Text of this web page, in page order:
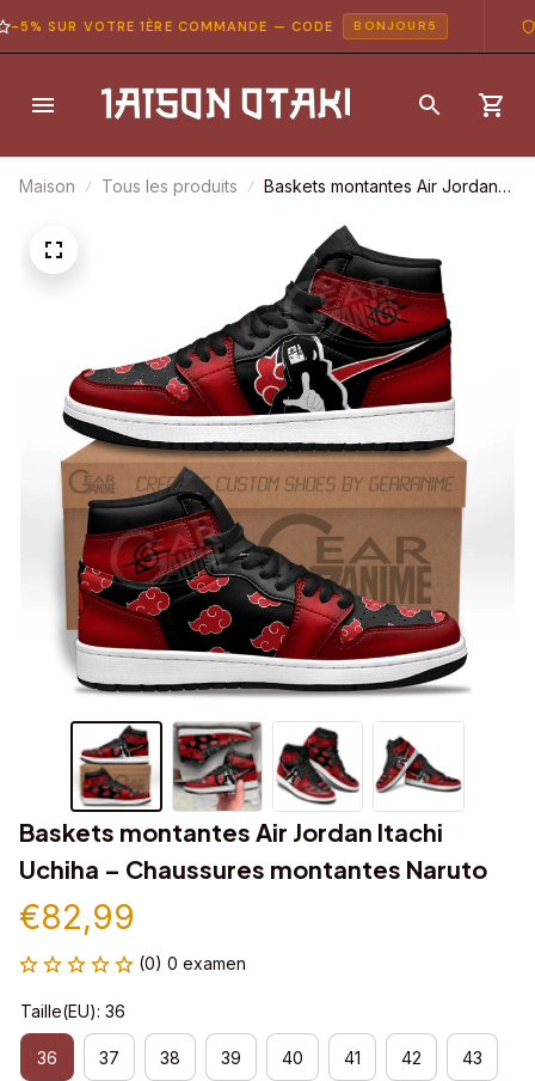
SUR VOTRE 1ÈRE COMMANDE — CODE BONJOUR5
Maison Tous les produits
Baskets montantes Air Jordan
montantes Naruto
Baskets montantes Air Jordan Itachi
Uchiha – Chaussures montantes Naruto
€82,99
(0) 0 examen
Taille(EU): 36
36 37 38 39 40 41 42 43